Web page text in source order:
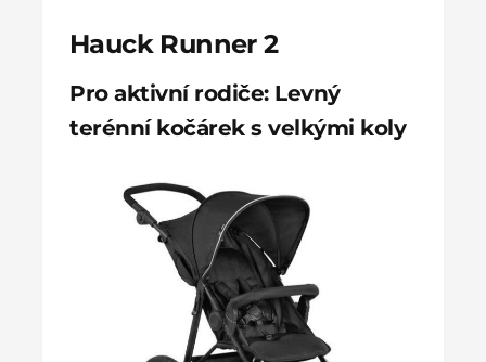
Hauck Runner 2
Pro aktivní rodiče: Levný
terénní kočárek s velkými koly